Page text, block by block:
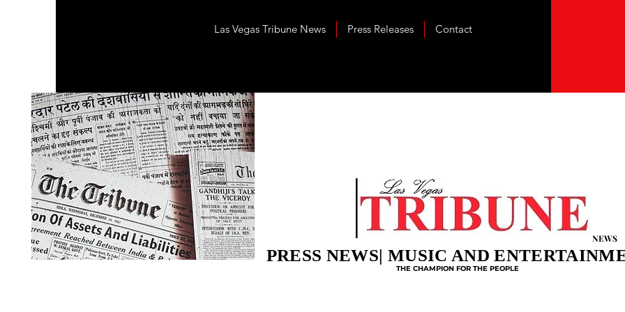
Las Vegas Tribune News Press Releases Contact
NEWS
PRESS NEWS| MUSIC AND
THE CHAMPION FOR THE PEOPLE